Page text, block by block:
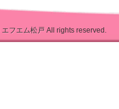
エフエム松戸 All rights reserved.